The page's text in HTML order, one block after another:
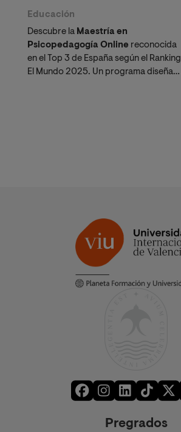
Educación
Descubre la Maestría en
Psicopedagogía Online reconocida
en el Top 3 de España según el Ranking
El Mundo 2025. Un programa diseñado
Pregrados